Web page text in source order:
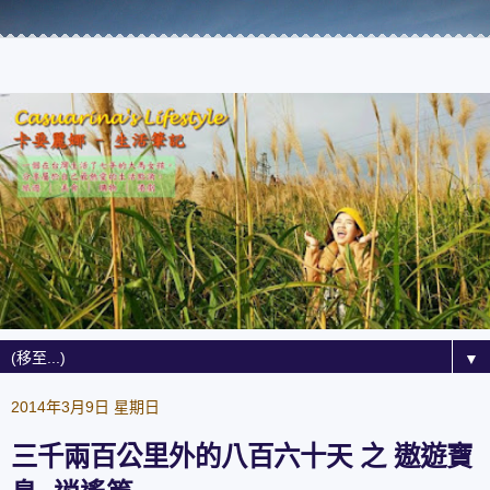
▼
2014年3月9日 星期日
三千兩百公里外的八百六十天 之 遨遊寶